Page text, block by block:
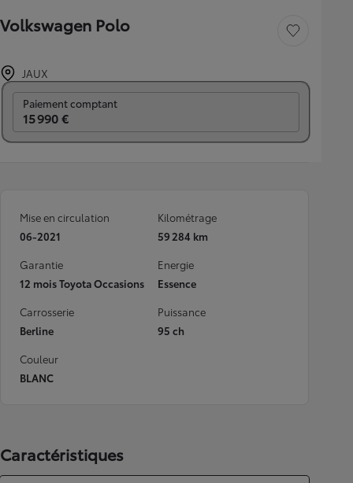
Volkswagen Polo Sauvegarder le
JAUX
Paiement comptant
15 990 €
Mise en circulation
06-2021
Kilométrage
59 284 km
Garantie
12 mois Toyota Occasions
Energie
Essence
Carrosserie
Berline
Puissance
95 ch
Couleur
BLANC
Caractéristiques